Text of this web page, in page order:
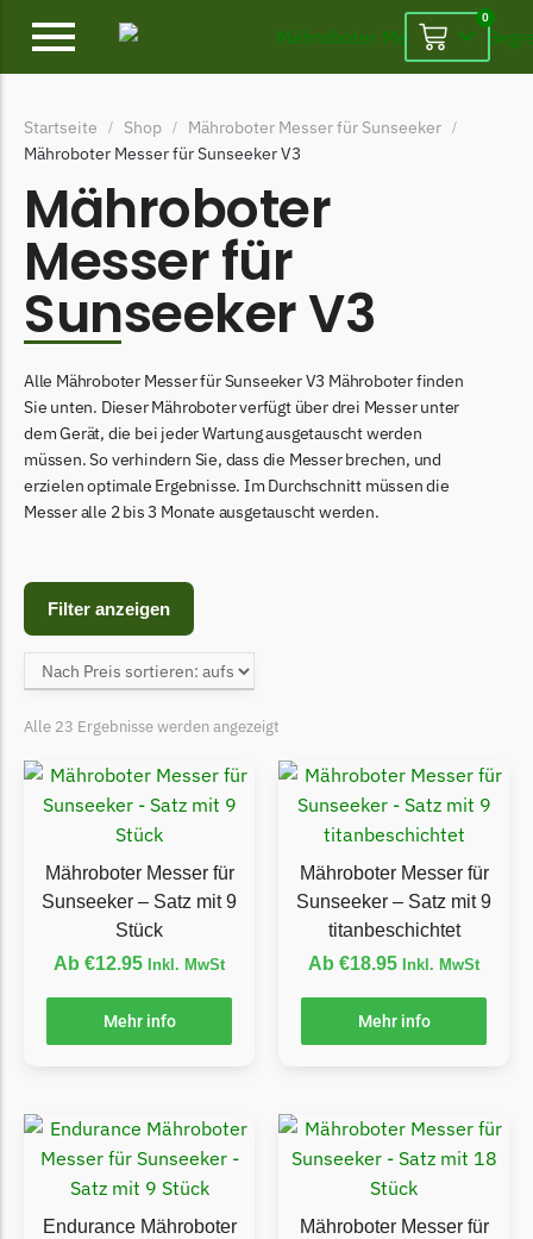
Alpina Messer
Ambrogio
Ambrogio Messer
Begrenzungsdraht
Belrobotics
Belrobotics Messer
Begrenzungsdraht
Black & Decker
Black & Decker Messer
Bosch Indego
Bosch Indego Messer
Central Park Messer
Begrenzungsdraht
Cramer
Cub Cadet
Cub Cadet Messer
Begrenzungsdraht
Einhell
Einhell Messer
0
Startseite / Shop / Mähroboter Messer für Sunseeker /
Mähroboter Messer für Sunseeker V3
Mähroboter
Messer für
Sunseeker V3
Alle Mähroboter Messer für Sunseeker V3 Mähroboter finden
Sie unten. Dieser Mähroboter verfügt über drei Messer unter
dem Gerät, die bei jeder Wartung ausgetauscht werden
müssen. So verhindern Sie, dass die Messer brechen, und
erzielen optimale Ergebnisse. Im Durchschnitt müssen die
Messer alle 2 bis 3 Monate ausgetauscht werden.
Filter anzeigen
Alle 23 Ergebnisse werden angezeigt
Mähroboter Messer für
Sunseeker – Satz mit 9
Stück
Ab €12.95 Inkl. MwSt
Mehr info
Mähroboter Messer für
Sunseeker – Satz mit 9
titanbeschichtet
Ab €18.95 Inkl. MwSt
Mehr info
Endurance Mähroboter
Mähroboter Messer für